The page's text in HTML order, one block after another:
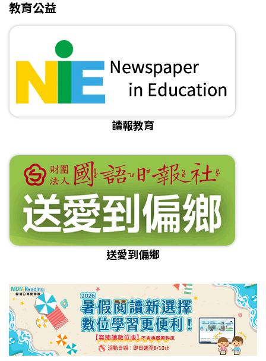
教育公益
讀報教育
送愛到偏鄉